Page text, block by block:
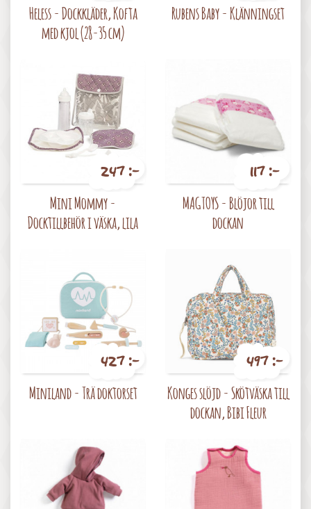
Heless - Dockkläder, Kofta
med kjol (28-35 cm)
Rubens Baby - Klänningset
247 :-
Mini Mommy -
Docktillbehör i väska, lila
117 :-
MAGTOYS - Blöjor till
dockan
427 :-
Miniland - Trä doktorset
497 :-
Konges slöjd - Skötväska till
dockan, Bibi Fleur